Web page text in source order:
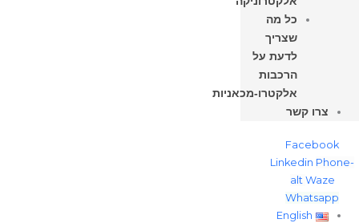
כל מה
שצריך
לדעת על
הרכבות
אלקטרו-מכאניות
צרו קשר
Facebook
Linkedin Phone-
alt Waze
Whatsapp
English